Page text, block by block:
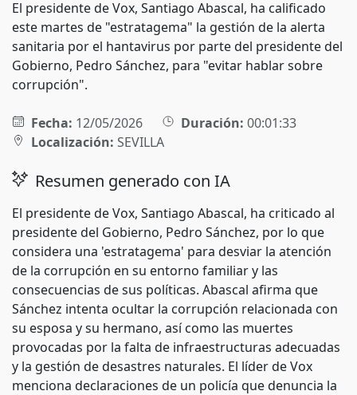
El presidente de Vox, Santiago Abascal, ha calificado
este martes de "estratagema" la gestión de la alerta
sanitaria por el hantavirus por parte del presidente del
Gobierno, Pedro Sánchez, para "evitar hablar sobre
corrupción".
Fecha: 12/05/2026 Duración: 00:01:33
Localización: SEVILLA
Resumen generado con IA
El presidente de Vox, Santiago Abascal, ha criticado al
presidente del Gobierno, Pedro Sánchez, por lo que
considera una 'estratagema' para desviar la atención
de la corrupción en su entorno familiar y las
consecuencias de sus políticas. Abascal afirma que
Sánchez intenta ocultar la corrupción relacionada con
su esposa y su hermano, así como las muertes
provocadas por la falta de infraestructuras adecuadas
y la gestión de desastres naturales. El líder de Vox
menciona declaraciones de un policía que denuncia la